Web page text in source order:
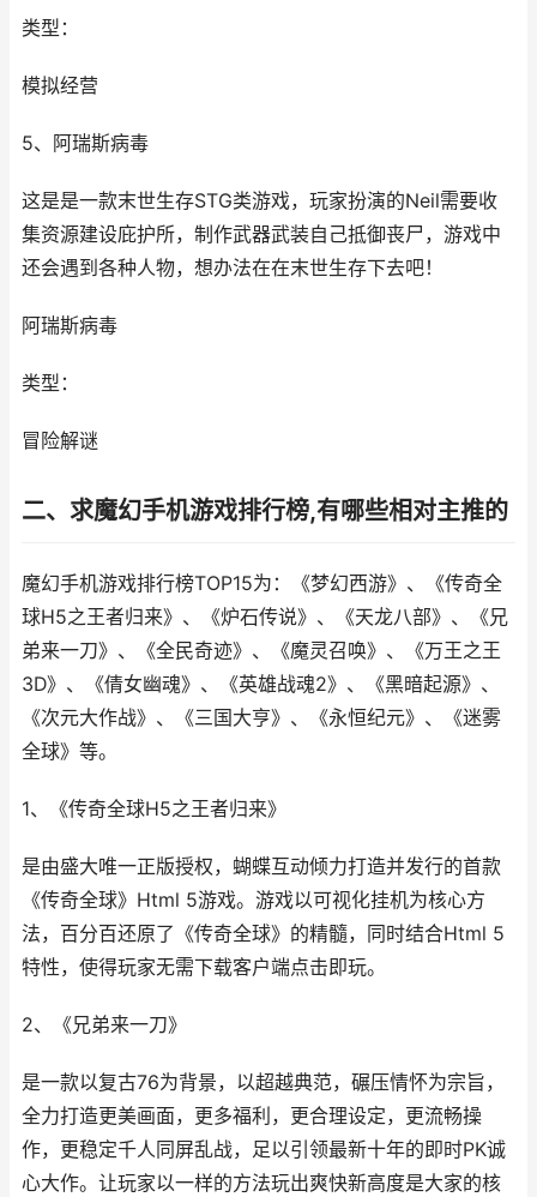
类型：
模拟经营
5、阿瑞斯病毒
这是是一款末世生存STG类游戏，玩家扮演的Neil需要收
集资源建设庇护所，制作武器武装自己抵御丧尸，游戏中
还会遇到各种人物，想办法在在末世生存下去吧！
阿瑞斯病毒
类型：
冒险解谜
二、求魔幻手机游戏排行榜,有哪些相对主推的
魔幻手机游戏排行榜TOP15为：《梦幻西游》、《传奇全
球H5之王者归来》、《炉石传说》、《天龙八部》、《兄
弟来一刀》、《全民奇迹》、《魔灵召唤》、《万王之王
3D》、《倩女幽魂》、《英雄战魂2》、《黑暗起源》、
《次元大作战》、《三国大亨》、《永恒纪元》、《迷雾
全球》等。
1、《传奇全球H5之王者归来》
是由盛大唯一正版授权，蝴蝶互动倾力打造并发行的首款
《传奇全球》Html 5游戏。游戏以可视化挂机为核心方
法，百分百还原了《传奇全球》的精髓，同时结合Html 5
特性，使得玩家无需下载客户端点击即玩。
2、《兄弟来一刀》
是一款以复古76为背景，以超越典范，碾压情怀为宗旨，
全力打造更美画面，更多福利，更合理设定，更流畅操
作，更稳定千人同屏乱战，足以引领最新十年的即时PK诚
心大作。让玩家以一样的方法玩出爽快新高度是大家的核